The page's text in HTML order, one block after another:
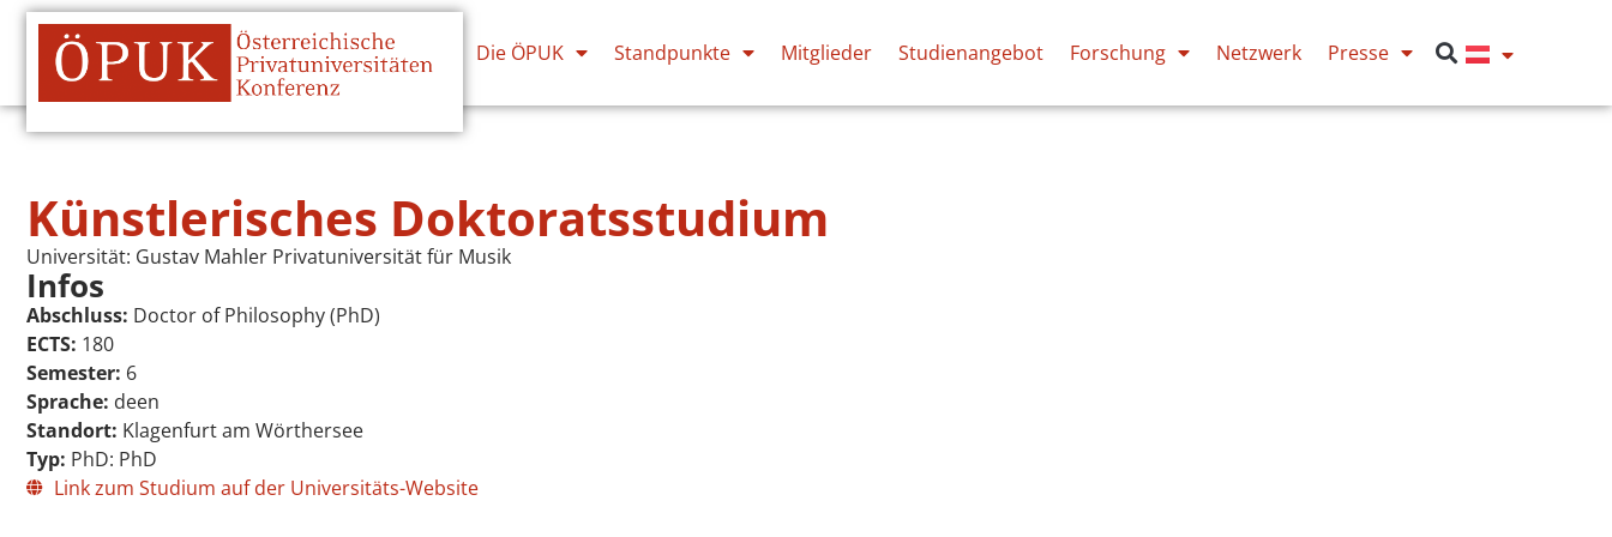
Die ÖPUK Standpunkte Mitglieder Studienangebot Forschung Netzwerk Presse
Künstlerisches Doktoratsstudium
Universität: Gustav Mahler Privatuniversität für Musik
Infos
Abschluss: Doctor of Philosophy (PhD)
ECTS: 180
Semester: 6
Sprache: deen
Standort: Klagenfurt am Wörthersee
Typ: PhD: PhD
Link zum Studium auf der Universitäts-Website